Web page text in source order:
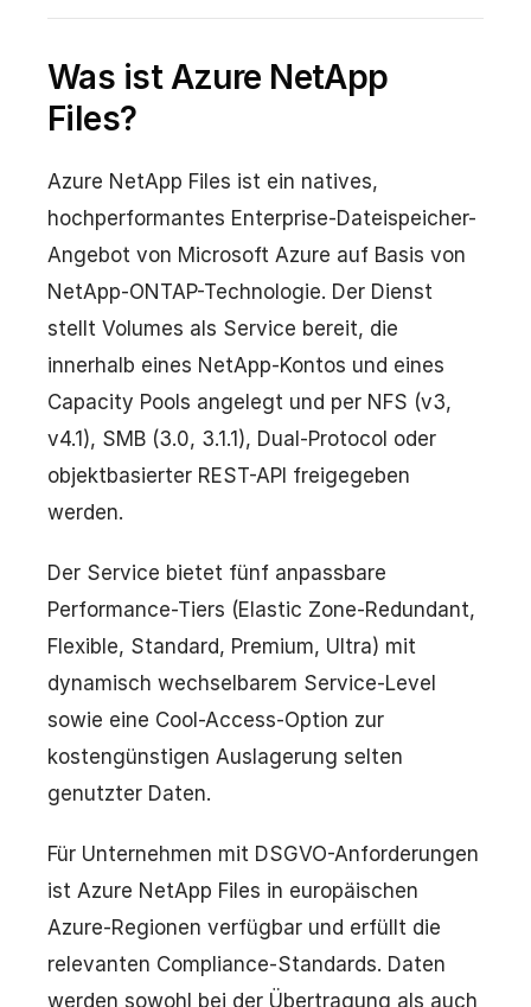
Was ist Azure NetApp
Files?
Azure NetApp Files ist ein natives,
hochperformantes Enterprise-Dateispeicher-
Angebot von Microsoft Azure auf Basis von
NetApp-ONTAP-Technologie. Der Dienst
stellt Volumes als Service bereit, die
innerhalb eines NetApp-Kontos und eines
Capacity Pools angelegt und per NFS (v3,
v4.1), SMB (3.0, 3.1.1), Dual-Protocol oder
objektbasierter REST-API freigegeben
werden.
Der Service bietet fünf anpassbare
Performance-Tiers (Elastic Zone-Redundant,
Flexible, Standard, Premium, Ultra) mit
dynamisch wechselbarem Service-Level
sowie eine Cool-Access-Option zur
kostengünstigen Auslagerung selten
genutzter Daten.
Für Unternehmen mit DSGVO-Anforderungen
ist Azure NetApp Files in europäischen
Azure-Regionen verfügbar und erfüllt die
relevanten Compliance-Standards. Daten
werden sowohl bei der Übertragung als auch